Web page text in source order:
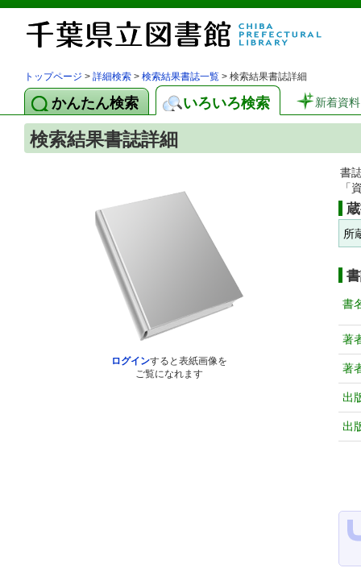
トップページ > 詳細検索 > 検索結果書誌一覧 > 検索結果書誌詳細
かんたん検索 いろいろ検索 新着資料
検索結果書誌詳細
ログインすると表紙画像を
ご覧になれます
書
「
所
書
著
著
出
出